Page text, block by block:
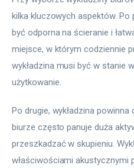
kilka kluczowych aspektów. Po
być odporna na ścieranie i
miejsce, w którym codziennie
wykładzina musi być w stanie
użytkowanie.
Po drugie, wykładzina powinna
biurze często panuje duża
przeszkadzać w skupieniu.
właściwościami akustycznymi